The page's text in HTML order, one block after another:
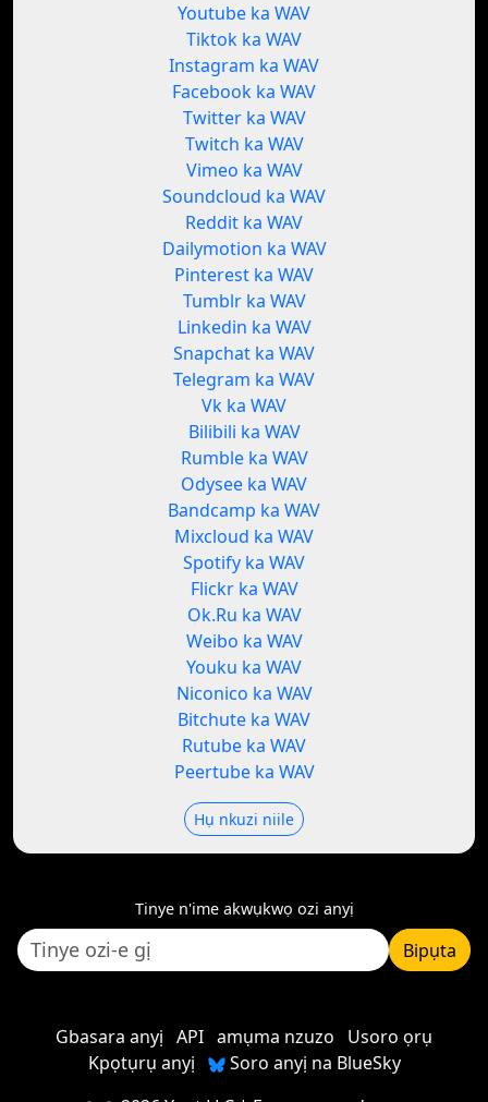
Youtube ka WAV
Tiktok ka WAV
Instagram ka WAV
Facebook ka WAV
Twitter ka WAV
Twitch ka WAV
Vimeo ka WAV
Soundcloud ka WAV
Reddit ka WAV
Dailymotion ka WAV
Pinterest ka WAV
Tumblr ka WAV
Linkedin ka WAV
Snapchat ka WAV
Telegram ka WAV
Vk ka WAV
Bilibili ka WAV
Rumble ka WAV
Odysee ka WAV
Bandcamp ka WAV
Mixcloud ka WAV
Spotify ka WAV
Flickr ka WAV
Ok.Ru ka WAV
Weibo ka WAV
Youku ka WAV
Niconico ka WAV
Bitchute ka WAV
Rutube ka WAV
Peertube ka WAV
Hụ nkuzi niile
Tinye n'ime akwụkwọ ozi anyị
Bipụta
Gbasara anyị API amụma nzuzo
Usoro ọrụ
Kpọtụrụ anyị
Soro anyị na BlueSky